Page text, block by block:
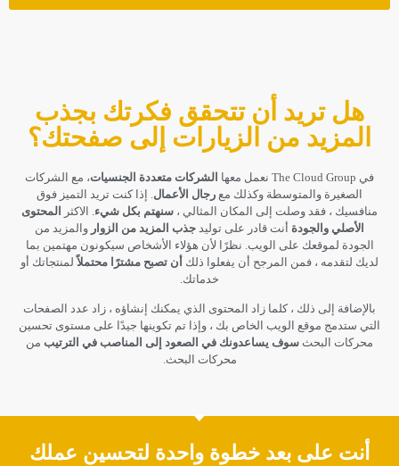
هل تريد أن تتحقق فكرتك بجذب
المزيد من الزيارات إلى صفحتك؟
في The Cloud Group نعمل معها الشركات متعددة الجنسيات، مع الشركات
الصغيرة والمتوسطة وكذلك مع رجال الأعمال . إذا كنت تريد التميز فوق
منافسيك ، فقد وصلت إلى المكان المثالي ، سنهتم بكل شيء . الاكثر المحتوى
الأصلي والجودة أنت قادر على توليد جذب المزيد من الزوار والمزيد من
الجودة لموقعك على الويب. نظرًا لأن هؤلاء الأشخاص سيكونون مهتمين بما
لديك لتقدمه ، فمن المرجح أن يفعلوا ذلك أن تصبح مشترًا محتملاًلمنتجاتك أو
خدماتك.
بالإضافة إلى ذلك ، كلما زاد المحتوى الذي يمكنك إنشاؤه ، زاد عدد الصفحات
التي ستدمج موقع الويب الخاص بك ، وإذا تم تكوينها جيدًا على مستوى تحسين
محركات البحث سوف يساعدونك في الصعود إلى المناصب في الترتيب من
محركات البحث.
أنت على بعد خطوة واحدة لتحسين عملك